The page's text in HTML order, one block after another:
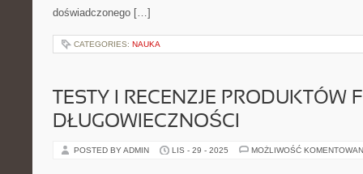
doświadczonego […]
CATEGORIES: NAUKA
TESTY I RECENZJE PRODUKTÓW
DŁUGOWIECZNOŚCI
POSTED BY ADMIN LIS - 29 - 2025 MOŻLIWOŚĆ